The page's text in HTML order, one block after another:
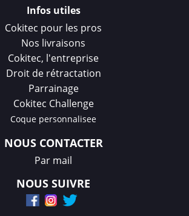
Infos utiles
Cokitec pour les pros
Nos livraisons
Cokitec, l'entreprise
Droit de rétractation
Parrainage
Cokitec Challenge
Coque personnalisee
NOUS CONTACTER
Par mail
NOUS SUIVRE